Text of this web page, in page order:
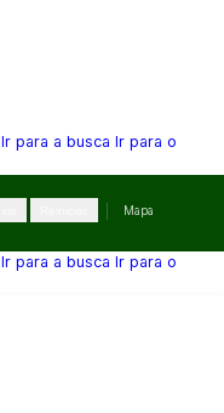
Ir para a busca Ir para o
Mapa
Ir para a busca Ir para o